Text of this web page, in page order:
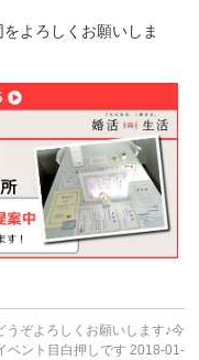
よろしくお願いしま
うぞよろしくお願いします♪今
ベント目白押しです 2018-01-